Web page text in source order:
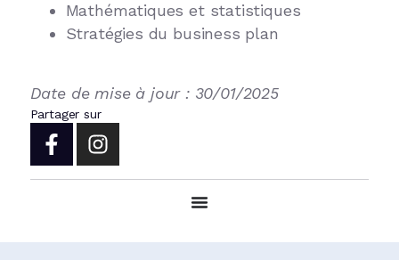
Mathématiques et statistiques
Stratégies du business plan
Date de mise à jour : 30/01/2025
Partager sur